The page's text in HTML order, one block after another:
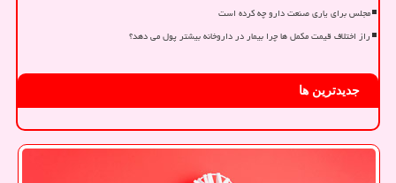
مجلس برای یاری صنعت دارو چه کرده است
راز اختلاف قیمت مکمل ها چرا بیمار در داروخانه بیشتر پول می دهد؟
جدیدترین ها